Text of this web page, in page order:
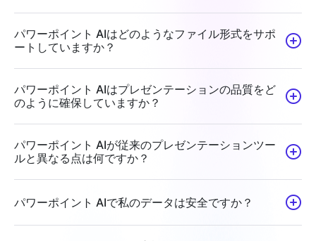
パワーポイント AIはどのようなファイル形式をサポ
ートしていますか？
パワーポイント AIはプレゼンテーションの品質をど
のように確保していますか？
パワーポイント AIが従来のプレゼンテーションツー
ルと異なる点は何ですか？
パワーポイント AIで私のデータは安全ですか？